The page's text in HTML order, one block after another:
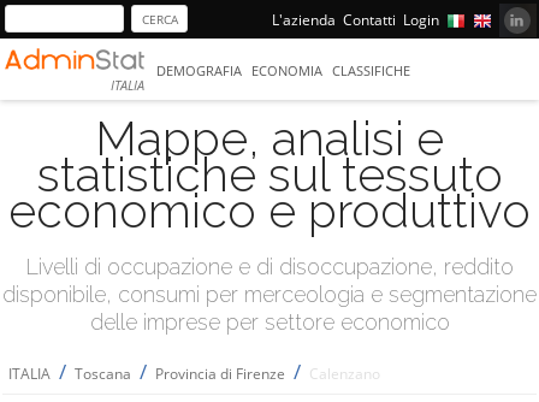
L'azienda Contatti Login
ITALIA
DEMOGRAFIA ECONOMIA CLASSIFICHE
Mappe, analisi e
statistiche sul tessuto
economico e produttivo
Livelli di occupazione e di disoccupazione, reddito
disponibile, consumi per merceologia e segmentazione
delle imprese per settore economico
ITALIA / Toscana / Provincia di Firenze / Calenzano